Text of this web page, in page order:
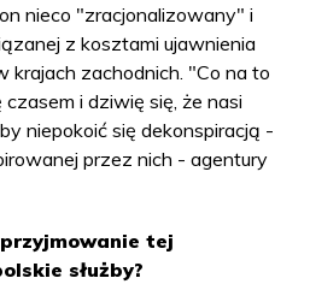
nieco "zracjonalizowany" i
z kosztami ujawnienia
krajach zachodnich. "Co na to
i dziwię się, że nasi
niepokoić się dekonspiracją -
przez nich - agentury
tej
służby?